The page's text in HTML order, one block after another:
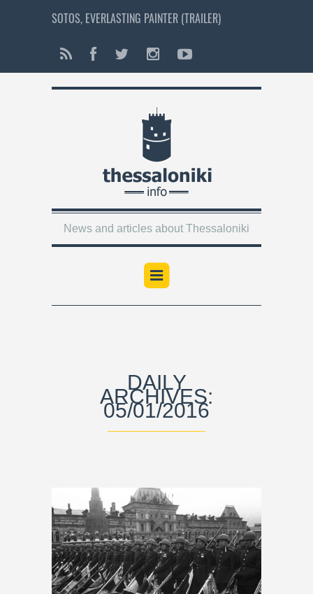
SOTOS, EVERLASTING PAINTER (TRAILER)
News and articles about Thessaloniki
DAILY
ARCHIVES:
05/01/2016